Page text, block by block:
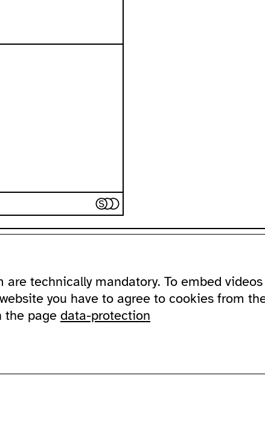
ausland
in sign language
address
contact
newsletter
supported by
Lychener
10437 Berlin
technically mandatory. To embed
you have to agree to cookies from
the page data-protection